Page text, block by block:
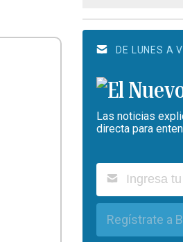
DE LUNES A
Las noticias
directa para
Regístrate a